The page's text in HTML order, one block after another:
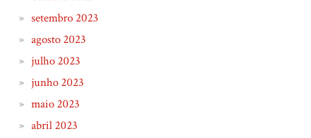
setembro 2023
agosto 2023
julho 2023
junho 2023
maio 2023
abril 2023